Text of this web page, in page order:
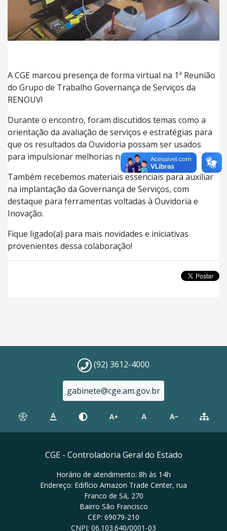
A CGE marcou presença de forma virtual na 1ª Reunião
do Grupo de Trabalho Governança de Serviços da
RENOUV!
Durante o encontro, foram discutidos temas como a
orientação da avaliação de serviços e estratégias para
que os resultados da Ouvidoria possam ser usados
para impulsionar melhorias no setor público.
Também recebemos materiais essenciais para auxiliar
na implantação da Governança de Serviços, com
destaque para ferramentas voltadas à Ouvidoria e
Inovação.
Fique ligado(a) para mais novidades e iniciativas
provenientes dessa colaboração!
(92) 3612-4000
gabinete@cge.am.gov.br
CGE - Controladoria Geral do Estado
Horário de atendimento: 8h às 14h
Endereço: Edifício Amazon Trade Center, rua
Franco de Sá, 270
Bairro São Francisco
CEP: 69079-210
CNPJ: 06.103.640/0001-03